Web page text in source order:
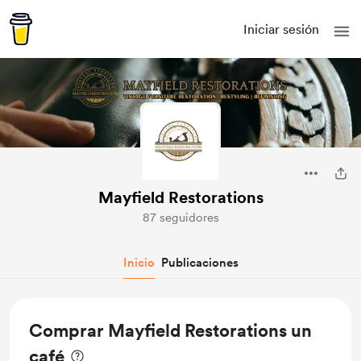
Iniciar sesión
Mayfield Restorations
87 seguidores
Inicio Publicaciones
Comprar Mayfield Restorations un
café